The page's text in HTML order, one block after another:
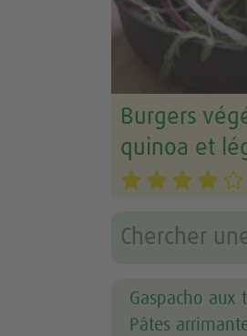
Burgers
quinoa et
Gaspacho aux
Pâtes